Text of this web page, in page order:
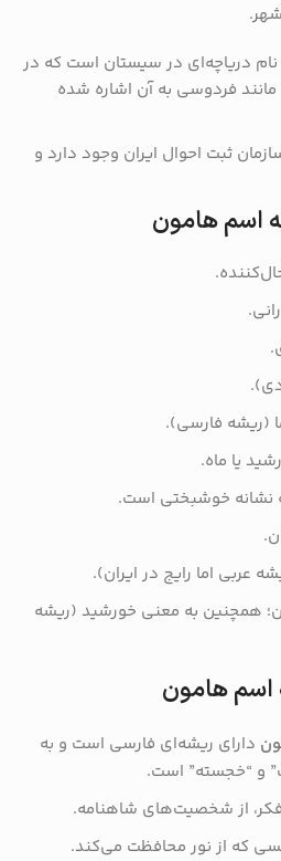
نام دریاچه‌ای در سیستان است که در
مانند فردوسی به آن اشاره شده
ثبت احوال ایران وجود دارد و
اسم هامون
(ریشه فارسی).
یا ماه.
نشانه خوشبختی است.
عربی اما رایج در ایران).
همچنین به معنی خورشید (ریشه
اسم هامون
دارای ریشه‌ای فارسی است و به
و “خجسته” است.
از شخصیت‌های شاهنامه.
که از نور محافظت می‌کند.